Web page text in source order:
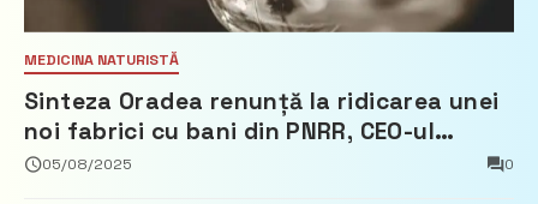
MEDICINA NATURISTĂ
Sinteza Oradea renunță la ridicarea unei
noi fabrici cu bani din PNRR, CEO-ul
demisionează – Profit.ro
05/08/2025 0